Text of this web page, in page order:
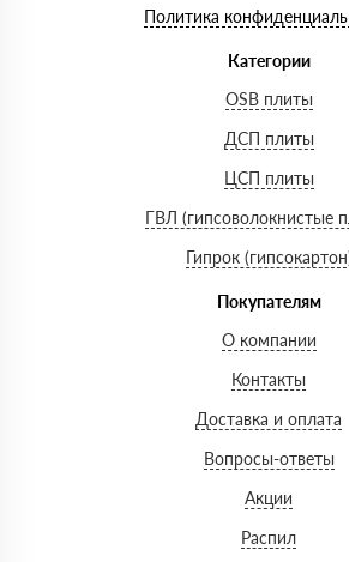
Политика
Категории
OSB плиты
ДСП плиты
ЦСП плиты
ГВЛ (гипсоволокнистые
Гипрок
Покупателям
О компании
Контакты
Доставка и оплата
Вопросы-ответы
Акции
Распил